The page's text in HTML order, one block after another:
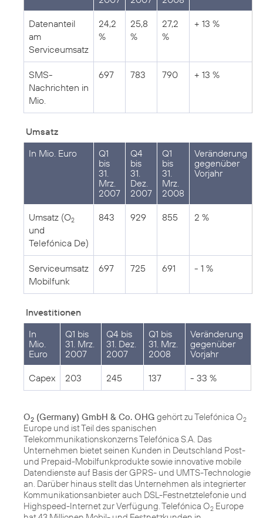
Datenanteil
am
Serviceumsatz
24,2
%
25,8
%
27,2
%
+ 13 %
SMS-
Nachrichten in
Mio.
697 783 790 + 13 %
Umsatz
In Mio. Euro
Q1
bis
31.
Mrz.
2007
Q4
bis
31.
Dez.
2007
Q1
bis
31.
Mrz.
2008
Veränderung
gegenüber
Vorjahr
Umsatz (O2
und
Telefónica De)
843 929 855 2 %
Serviceumsatz
Mobilfunk
697 725 691 - 1 %
Investitionen
In
Mio.
Euro
Q1 bis
31. Mrz.
2007
Q4 bis
31. Dez.
2007
Q1 bis
31. Mrz.
2008
Veränderung
gegenüber
Vorjahr
Capex 203 245 137 - 33 %
O2 (Germany) GmbH & Co. OHG gehört zu Telefónica O2
Europe und ist Teil des spanischen
Telekommunikationskonzerns Telefónica S.A. Das
Unternehmen bietet seinen Kunden in Deutschland Post-
und Prepaid-Mobilfunkprodukte sowie innovative mobile
Datendienste auf Basis der GPRS- und UMTS-Technologie
an. Darüber hinaus stellt das Unternehmen als integrierter
Kommunikationsanbieter auch DSL-Festnetztelefonie und
Highspeed-Internet zur Verfügung. Telefónica O2 Europe